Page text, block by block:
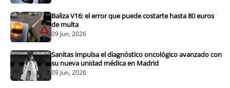
Baliza V16: el error que puede costarte hasta 80 euros
de multa
09 Jun, 2026
Sanitas impulsa el diagnóstico oncológico avanzado con
su nueva unidad médica en Madrid
09 Jun, 2026